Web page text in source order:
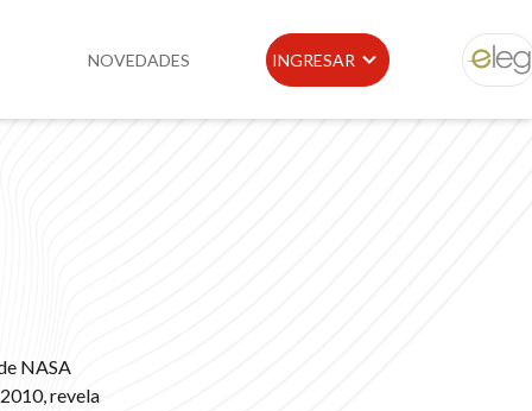
NOVEDADES INGRESAR ELEG
NASA
revela